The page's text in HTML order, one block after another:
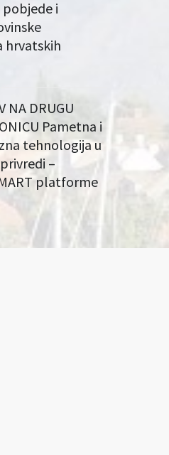
pobjede i
hrvatskih
NA DRUGU
Pametna i
tehnologija u
–
platforme